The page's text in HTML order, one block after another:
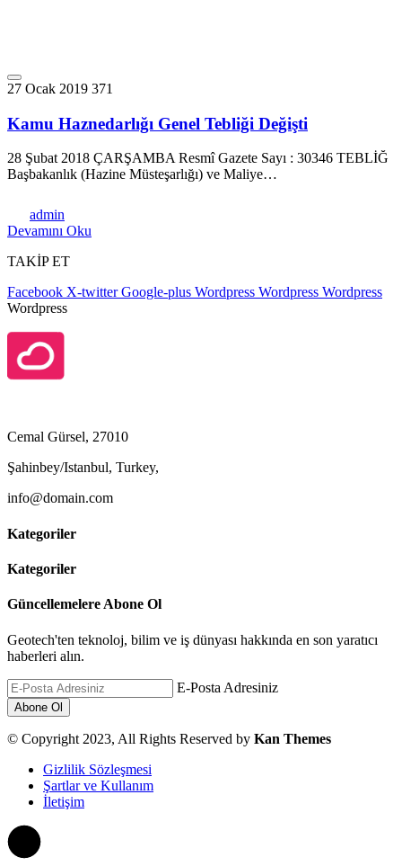
27 Ocak 2019 371
Kamu Haznedarlığı Genel Tebliği Değişti
28 Şubat 2018 ÇARŞAMBA Resmî Gazete Sayı : 30346 TEBLİĞ
Başbakanlık (Hazine Müsteşarlığı) ve Maliye…
admin
Devamını Oku
TAKİP ET
Facebook X-twitter Google-plus Wordpress Wordpress Wordpress
Wordpress
Cemal Gürsel, 27010
Şahinbey/Istanbul, Turkey,
info@domain.com
Kategoriler
Kategoriler
Güncellemelere Abone Ol
Geotech'ten teknoloj, bilim ve iş dünyası hakkında en son yaratıcı
haberleri alın.
E-Posta Adresiniz
© Copyright 2023, All Rights Reserved by Kan Themes
Gizlilik Sözleşmesi
Şartlar ve Kullanım
İletişim